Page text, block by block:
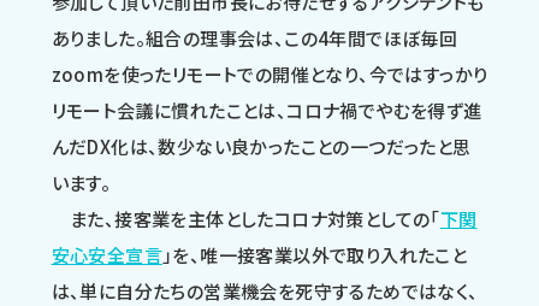
ありました。組合の理事会は、この4年間でほぼ毎回
zoomを使ったリモートでの開催となり、今ではすっかり
リモート会議に慣れたことは、コロナ禍でやむを得ず進
んだDX化は、数少ない良かったことの一つだったと思
います。
また、接客業を主体としたコロナ対策としての「下関
安心安全宣言」を、唯一接客業以外で取り入れたこと
は、単に自分たちの営業機会を死守するためではなく、